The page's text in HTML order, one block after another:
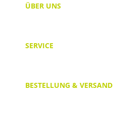
ÜBER UNS
SERVICE
BESTELLUNG & VERSAND